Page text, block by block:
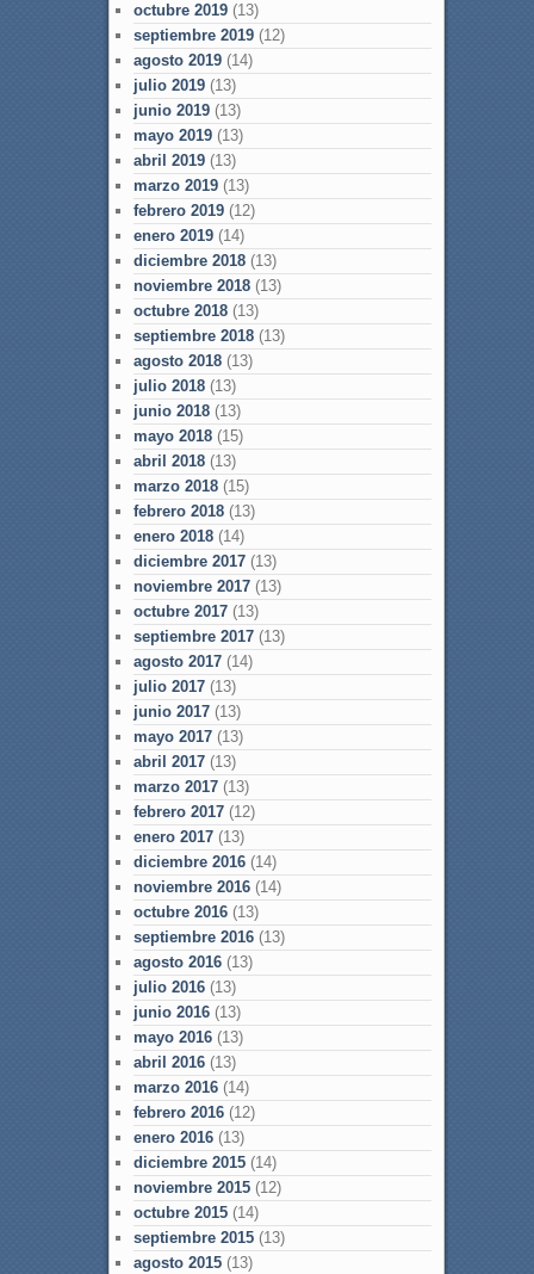
octubre 2019(13)
septiembre 2019(12)
agosto 2019(14)
julio 2019(13)
junio 2019(13)
mayo 2019(13)
abril 2019(13)
marzo 2019(13)
febrero 2019(12)
enero 2019(14)
diciembre 2018(13)
noviembre 2018(13)
octubre 2018(13)
septiembre 2018(13)
agosto 2018(13)
julio 2018(13)
junio 2018(13)
mayo 2018(15)
abril 2018(13)
marzo 2018(15)
febrero 2018(13)
enero 2018(14)
diciembre 2017(13)
noviembre 2017(13)
octubre 2017(13)
septiembre 2017(13)
agosto 2017(14)
julio 2017(13)
junio 2017(13)
mayo 2017(13)
abril 2017(13)
marzo 2017(13)
febrero 2017(12)
enero 2017(13)
diciembre 2016(14)
noviembre 2016(14)
octubre 2016(13)
septiembre 2016(13)
agosto 2016(13)
julio 2016(13)
junio 2016(13)
mayo 2016(13)
abril 2016(13)
marzo 2016(14)
febrero 2016(12)
enero 2016(13)
diciembre 2015(14)
noviembre 2015(12)
octubre 2015(14)
septiembre 2015(13)
agosto 2015(13)